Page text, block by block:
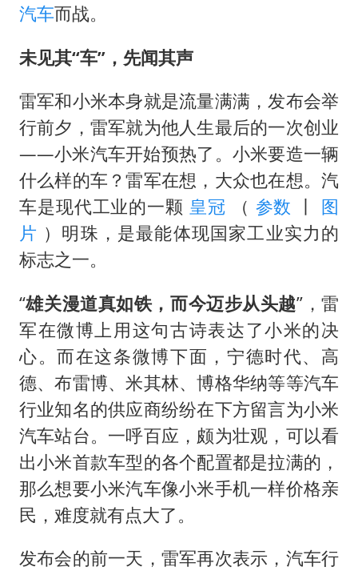
从科技创新看开局起步的时与势
汽车而战。
未见其“车”，先闻其声
雷军和小米本身就是流量满满，发布会举
行前夕，雷军就为他人生最后的一次创业
——小米汽车开始预热了。小米要造一辆
什么样的车？雷军在想，大众也在想。汽
车是现代工业的一颗 皇冠 （ 参数 丨
图
片 ）明珠，是最能体现国家工业实力的
标志之一。
“雄关漫道真如铁，而今迈步从头越”，雷
军在微博上用这句古诗表达了小米的决
心。而在这条微博下面，宁德时代、高
德、布雷博、米其林、博格华纳等等汽车
行业知名的供应商纷纷在下方留言为小米
汽车站台。一呼百应，颇为壮观，可以看
出小米首款车型的各个配置都是拉满的，
那么想要小米汽车像小米手机一样价格亲
民，难度就有点大了。
发布会的前一天，雷军再次表示，汽车行